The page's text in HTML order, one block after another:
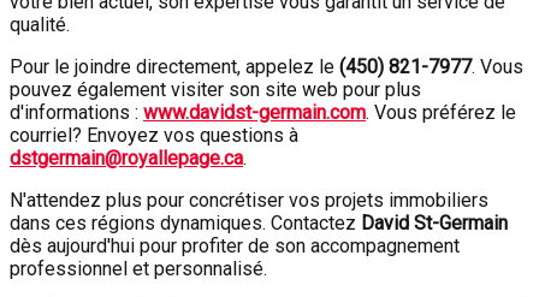
qualité.
Pour le joindre directement, appelez le (450) 821-7977. Vous
pouvez également visiter son site web pour plus
d'informations : www.davidst-germain.com. Vous préférez le
courriel? Envoyez vos questions à
dstgermain@royallepage.ca.
N'attendez plus pour concrétiser vos projets immobiliers
dans ces régions dynamiques. Contactez David St-Germain
dès aujourd'hui pour profiter de son accompagnement
professionnel et personnalisé.